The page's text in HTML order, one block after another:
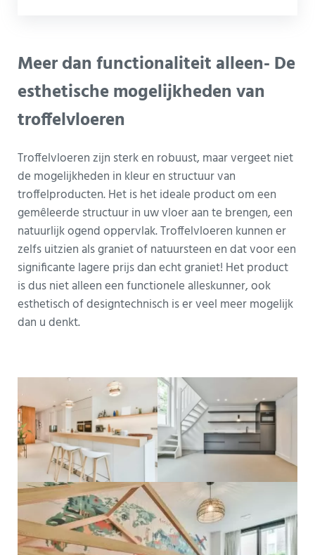
Meer dan functionaliteit alleen- De
esthetische mogelijkheden van
troffelvloeren
Troffelvloeren zijn sterk en robuust, maar vergeet niet
de mogelijkheden in kleur en structuur van
troffelproducten. Het is het ideale product om een
gemêleerde structuur in uw vloer aan te brengen, een
natuurlijk ogend oppervlak. Troffelvloeren kunnen er
zelfs uitzien als graniet of natuursteen en dat voor een
significante lagere prijs dan echt graniet! Het product
is dus niet alleen een functionele alleskunner, ook
esthetisch of designtechnisch is er veel meer mogelijk
dan u denkt.